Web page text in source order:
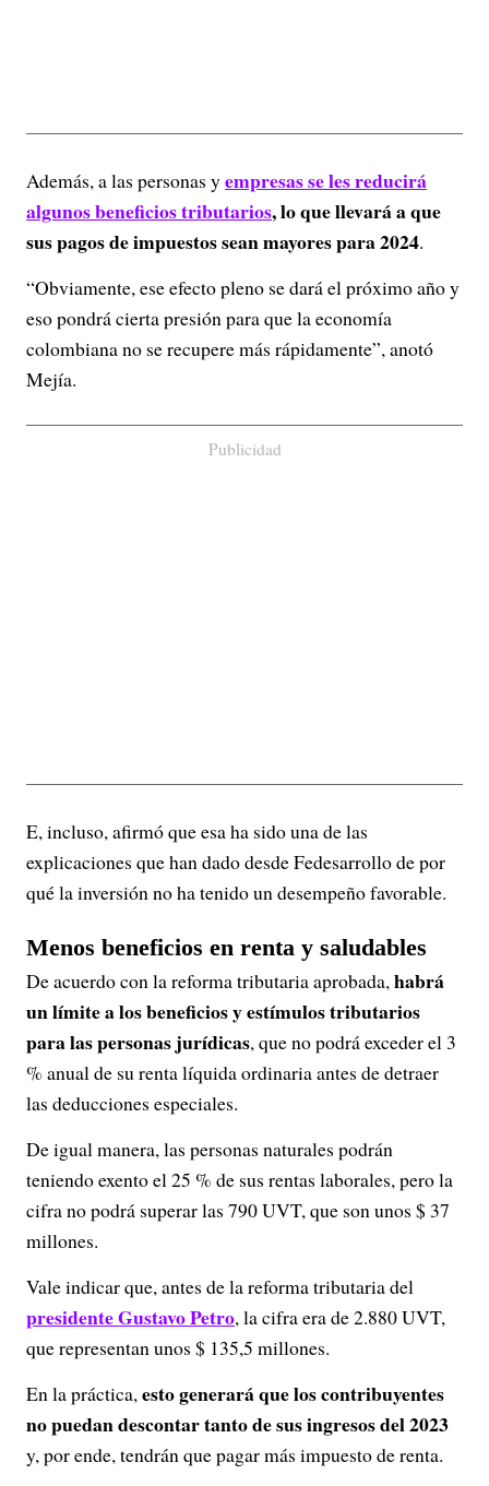
Además, a las personas yempresasse les reducirá
algunos beneficios tributarios, lo que llevará a que
sus pagos de impuestos sean mayores para 2024.
“Obviamente, ese efecto pleno se dará el próximo año y
eso pondrá cierta presión para que la economía
colombiana no se recupere más rápidamente”, anotó
Mejía.
Publicidad
E, incluso, afirmó que esa ha sido una de las
explicaciones que han dado desde Fedesarrollo de por
qué la inversión no ha tenido un desempeño favorable.
Menos beneficios en renta y saludables
De acuerdo con la reforma tributaria aprobada,habrá
un límite a los beneficios y estímulos tributarios
para las personas jurídicas, que no podrá exceder el 3
% anual de su renta líquida ordinaria antes de detraer
las deducciones especiales.
De igual manera, las personas naturales podrán
teniendo exento el 25 % de sus rentas laborales, pero la
cifra no podrá superar las 790 UVT, que son unos $ 37
millones.
Vale indicar que, antes de la reforma tributaria del
presidente Gustavo Petro, la cifra era de 2.880 UVT,
que representan unos $ 135,5 millones.
En la práctica,esto generará que los contribuyentes
no puedan descontar tanto de sus ingresos del 2023
y, por ende, tendrán que pagar más impuesto de renta.